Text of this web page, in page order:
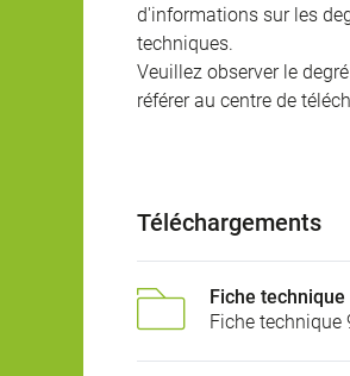
d'informations sur les
techniques.
Veuillez observer le
référer au centre de
Téléchargements
Fiche technique
Fiche technique